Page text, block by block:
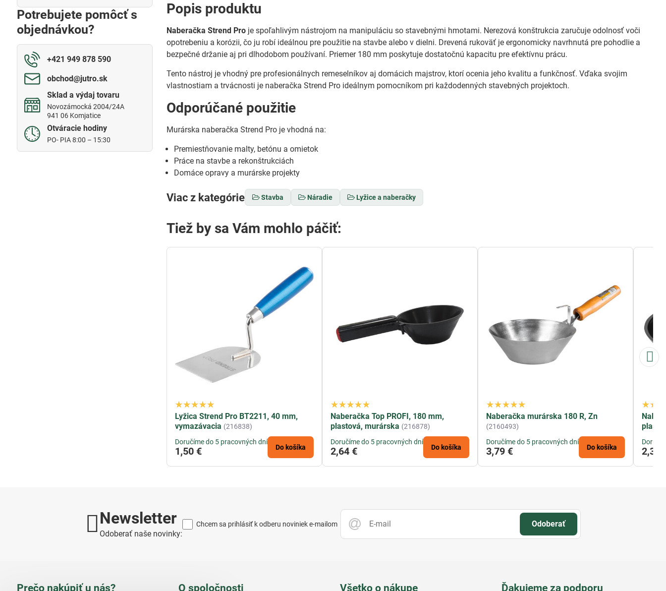
Popis produktu
Naberačka Strend Pro je spoľahlivým nástrojom na manipuláciu so stavebnými hmotami. Nerezová konštrukcia zaručuje odolnosť voči
opotrebeniu a korózii, čo ju robí ideálnou pre použitie na stavbe alebo v dielni. Drevená rukoväť je ergonomicky navrhnutá pre pohodlie a
bezpečné držanie aj pri dlhodobom používaní. Priemer 180 mm poskytuje dostatočnú kapacitu pre efektívnu prácu.
Tento nástroj je vhodný pre profesionálnych remeselníkov aj domácich majstrov, ktorí ocenia jeho kvalitu a funkčnosť. Vďaka svojim
vlastnostiam a trvácnosti je naberačka Strend Pro ideálnym pomocníkom pri každodenných stavebných projektoch.
Odporúčané použitie
Murárska naberačka Strend Pro je vhodná na:
Premiestňovanie malty, betónu a omietok
Práce na stavbe a rekonštrukciách
Domáce opravy a murárske projekty
Viac z kategórie Stavba Náradie Lyžice a naberačky
Tiež by sa Vám mohlo páčiť:
Lyžica Strend Pro BT2211, 40 mm,
vymazávacia (216838)
Doručíme do 5 pracovných dní
1,50 € Do košíka
Naberačka Top PROFI, 180 mm,
plastová, murárska (216878)
Doručíme do 5 pracovných dní
2,64 € Do košíka
Naberačka murárska 180 R, Zn
(2160493)
Doručíme do 5 pracovných dní
3,79 € Do košíka 2,30
Potrebujete pomôcť s
objednávkou?
+421 949 878 590
obchod​@jutro​.sk
Sklad a výdaj tovaru
Novozámocká 2004/24A
941 06 Komjatice
Otváracie hodiny
PO- PIA 8:00 – 15:30
Newsletter
Odoberať naše novinky:
Odoberať
Chcem sa prihlásiť k odberu noviniek e-mailom
Prečo nakúpiť u nás? O spoločnosti Všetko o nákupe Ďakujeme za podporu